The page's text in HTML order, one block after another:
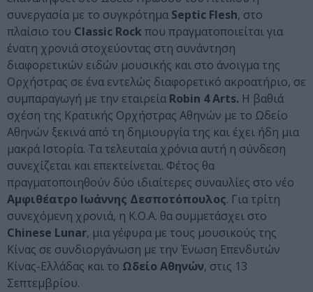
συνεργασία με το συγκρότημα Septic Flesh, στο
πλαίσιο του Classic Rock που πραγματοποιείται για
ένατη χρονιά στοχεύοντας στη συνάντηση
διαφορετικών ειδών μουσικής και στο άνοιγμα της
Ορχήστρας σε ένα εντελώς διαφορετικό ακροατήριο, σε
συμπαραγωγή με την εταιρεία Robin 4 Arts. Η βαθιά
σχέση της Κρατικής Ορχήστρας Αθηνών με το Ωδείο
Αθηνών ξεκινά από τη δημιουργία της και έχει ήδη μια
μακρά Ιστορία. Τα τελευταία χρόνια αυτή η σύνδεση
συνεχίζεται και επεκτείνεται. Φέτος θα
πραγματοποιηθούν δύο ιδιαίτερες συναυλίες στο νέο
Αμφιθέατρο Ιωάννης Δεσποτόπουλος. Για τρίτη
συνεχόμενη χρονιά, η Κ.Ο.Α. θα συμμετάσχει στο
Chinese Lunar, μια γέφυρα με τους μουσικούς της
Κίνας σε συνδιοργάνωση με την Ένωση Επενδυτών
Κίνας-Ελλάδας και το Ωδείο Αθηνών, στις 13
Σεπτεμβρίου.